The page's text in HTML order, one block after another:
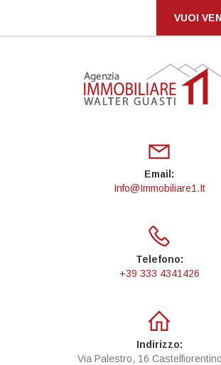
VUOI
Email:
Info@immobiliare1.it
Telefono:
+39 333 4341426
Indirizzo:
Via Palestro, 16